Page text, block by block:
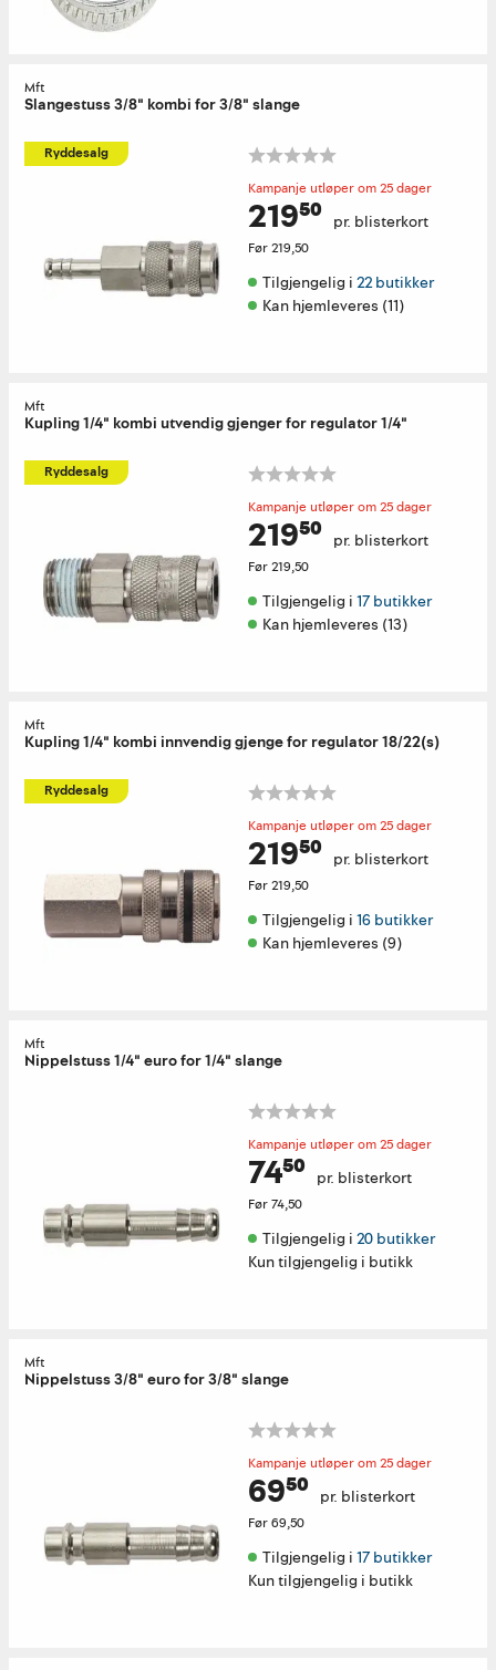
Mft
Slangestuss 3/8" kombi for 3/8" slange
Ryddesalg
Kampanje utløper om 25 dager
219⁵⁰ pr. blisterkort
Før219,50
Tilgjengelig i 22 butikker
Kan hjemleveres (11)
Mft
Kupling 1/4" kombi utvendig gjenger for regulator 1/4"
Ryddesalg
Kampanje utløper om 25 dager
219⁵⁰ pr. blisterkort
Før219,50
Tilgjengelig i 17 butikker
Kan hjemleveres (13)
Mft
Kupling 1/4" kombi innvendig gjenge for regulator 18/22(s)
Ryddesalg
Kampanje utløper om 25 dager
219⁵⁰ pr. blisterkort
Før219,50
Tilgjengelig i 16 butikker
Kan hjemleveres (9)
Mft
Nippelstuss 1/4" euro for 1/4" slange
Kampanje utløper om 25 dager
74⁵⁰ pr. blisterkort
Før74,50
Tilgjengelig i 20 butikker
Kun tilgjengelig i butikk
Mft
Nippelstuss 3/8" euro for 3/8" slange
Kampanje utløper om 25 dager
69⁵⁰ pr. blisterkort
Før69,50
Tilgjengelig i 17 butikker
Kun tilgjengelig i butikk